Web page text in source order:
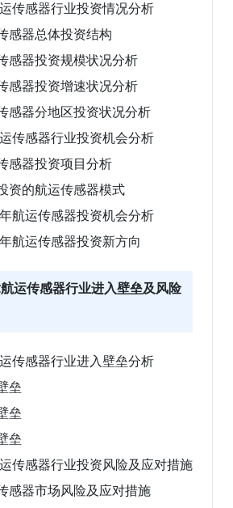
传感器行业投资情况分析
感器总体投资结构
感器投资规模状况分析
感器投资增速状况分析
感器分地区投资状况分析
传感器行业投资机会分析
感器投资项目分析
资的航运传感器模式
航运传感器投资机会分析
航运传感器投资新方向
运传感器行业进入壁垒及风险
传感器行业进入壁垒分析
垒
垒
垒
传感器行业投资风险及应对措施
感器市场风险及应对措施